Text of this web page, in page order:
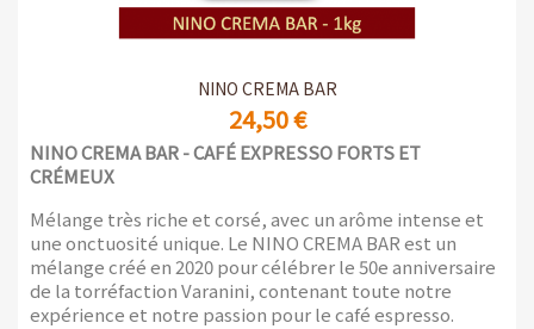
NINO CREMA BAR
24,50 €
NINO CREMA BAR - CAFÉ EXPRESSO FORTS ET
CRÉMEUX
Mélange très riche et corsé, avec un arôme intense et
une onctuosité unique. Le NINO CREMA BAR est un
mélange créé en 2020 pour célébrer le 50e anniversaire
de la torréfaction Varanini, contenant toute notre
expérience et notre passion pour le café espresso.